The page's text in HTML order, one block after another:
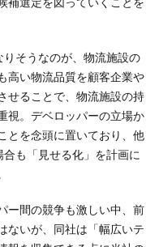
りそうなのが、物流施設の
高い物流品質を顧客企業や
せることで、物流施設の持
視。デベロッパーの立場か
とを念頭に置いており、他
も「見せる化」を計画に
ー間の競争も激しい中、前
ないが、同社は「幅広いテ